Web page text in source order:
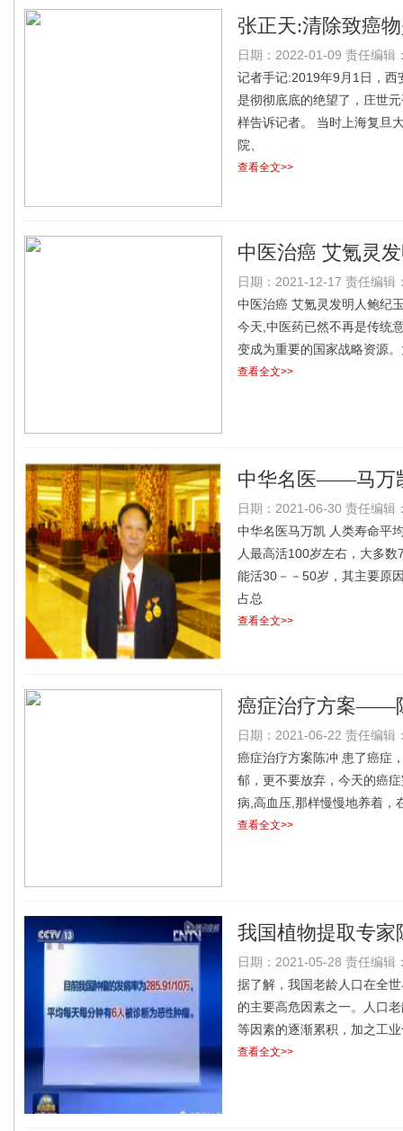
张正天:清除致癌
散的釜底抽薪的根
日期：2022-01-09 责任编辑
记者手记:2019年9月1日，
是彻彻底底的绝望了，庄世
样告诉记者。 当时上海复旦
院、
查看全文>>
中医治癌 艾氪灵
日期：2021-12-17 责任编辑
中医治癌 艾氪灵发明人鲍纪
今天,中医药已然不再是传统
变成为重要的国家战略资源
查看全文>>
中华名医——马万
日期：2021-06-30 责任编辑
中华名医马万凯 人类寿命平
人最高活100岁左右，大多
能活30－－50岁，其主要原
占总
查看全文>>
癌症治疗方案——
日期：2021-06-22 责任编辑
癌症治疗方案陈冲 患了癌症
郁，更不要放弃，今天的癌
病,高血压,那样慢慢地养着，
查看全文>>
我国植物提取专
上又一重大研究成
日期：2021-05-28 责任编辑
据了解，我国老龄人口在全
的主要高危因素之一。人口
等因素的逐渐累积，加之工
查看全文>>